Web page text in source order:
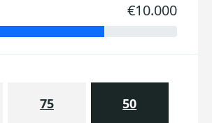
€10.000
75 50